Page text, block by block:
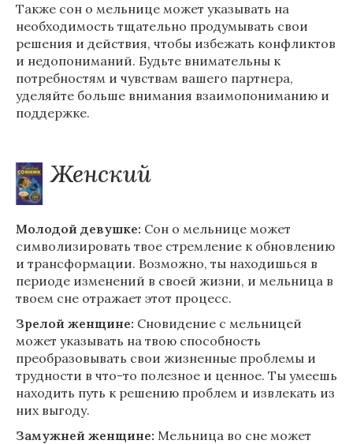
Также сон о мельнице может указывать на
необходимость тщательно продумывать свои
решения и действия, чтобы избежать конфликтов
и недопониманий. Будьте внимательны к
потребностям и чувствам вашего партнера,
уделяйте больше внимания взаимопониманию и
поддержке.
Женский
Молодой девушке: Сон о мельнице может
символизировать твое стремление к обновлению
и трансформации. Возможно, ты находишься в
периоде изменений в своей жизни, и мельница в
твоем сне отражает этот процесс.
Зрелой женщине: Сновидение с мельницей
может указывать на твою способность
преобразовывать свои жизненные проблемы и
трудности в что-то полезное и ценное. Ты умеешь
находить путь к решению проблем и извлекать из
них выгоду.
Замужней женщине: Мельница во сне может